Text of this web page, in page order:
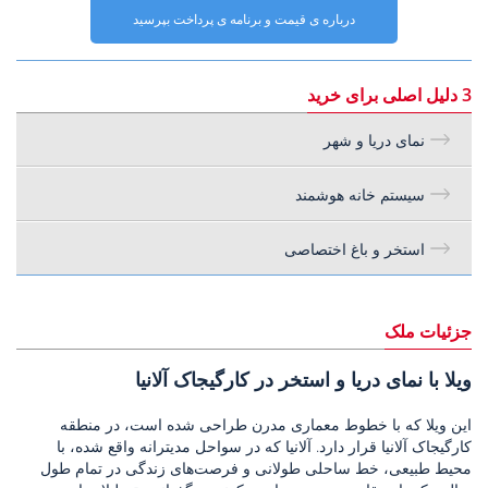
درباره ی قیمت و برنامه ی پرداخت بپرسید
3 دلیل اصلی برای خرید
نمای دریا و شهر
سیستم خانه هوشمند
استخر و باغ اختصاصی
جزئیات ملک
ویلا با نمای دریا و استخر در کارگیجاک آلانیا
این ویلا که با خطوط معماری مدرن طراحی شده است، در منطقه
کارگیجاک آلانیا قرار دارد. آلانیا که در سواحل مدیترانه واقع شده، با
محیط طبیعی، خط ساحلی طولانی و فرصت‌های زندگی در تمام طول